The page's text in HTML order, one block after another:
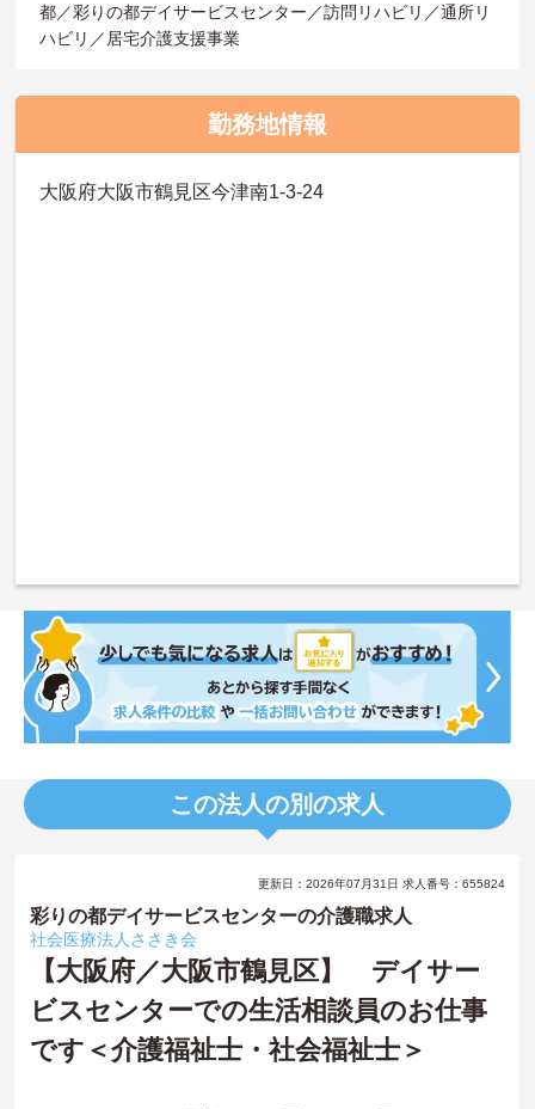
都／彩りの都デイサービスセンター／訪問リハビリ／通所リ
ハビリ／居宅介護支援事業
勤務地情報
大阪府大阪市鶴見区今津南1-3-24
この法人の別の求人
更新日：2026年07月31日 求人番号：655824
彩りの都デイサービスセンターの介護職求人
社会医療法人ささき会
【大阪府／大阪市鶴見区】 デイサー
ビスセンターでの生活相談員のお仕事
です＜介護福祉士・社会福祉士＞